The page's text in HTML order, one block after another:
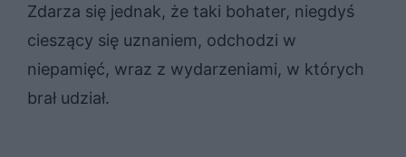
Zdarza się jednak, że taki bohater, niegdyś
cieszący się uznaniem, odchodzi w
niepamięć, wraz z wydarzeniami, w których
brał udział.